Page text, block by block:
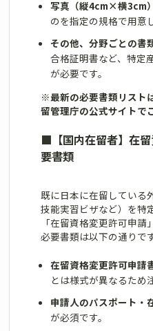
写真（縦4cm×横3cm
のを指定の規格で用意
その他、分野ごとの書
合格証明書など、特定
が必要です。
※最新の必要書類リスト
留管理庁の公式サイトで
■ 【国内在留者】在
要書類
既に日本に在留している
技能実習ビザなど）を特
「在留資格変更許可申
必要書類は以下の通りです
在留資格変更許可申請
とは様式が異なるため
申請人のパスポート・
が必須です。